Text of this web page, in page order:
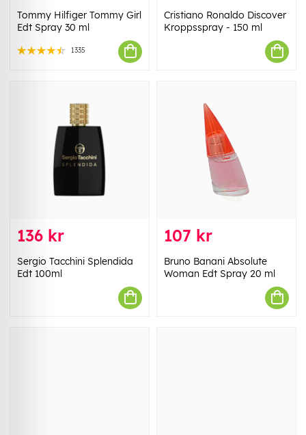
Tommy Hilfiger Tommy Girl
Edt Spray 30 ml
1335
Cristiano Ronaldo Discover
Kroppsspray - 150 ml
136 kr
Sergio Tacchini Splendida
Edt 100ml
107 kr
Bruno Banani Absolute
Woman Edt Spray 20 ml